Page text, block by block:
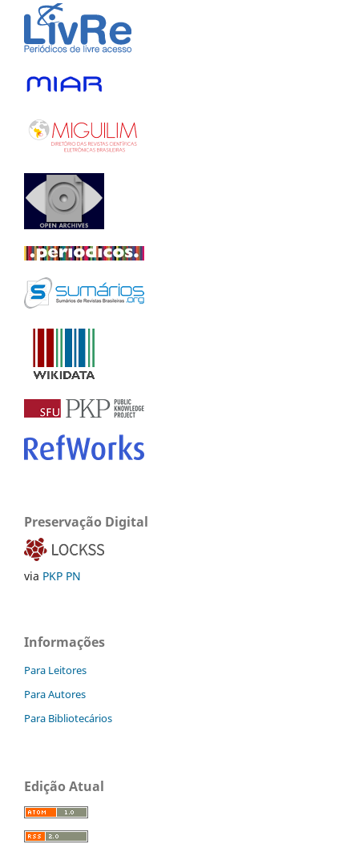
Preservação Digital
via PKP PN
Informações
Para Leitores
Para Autores
Para Bibliotecários
Edição Atual